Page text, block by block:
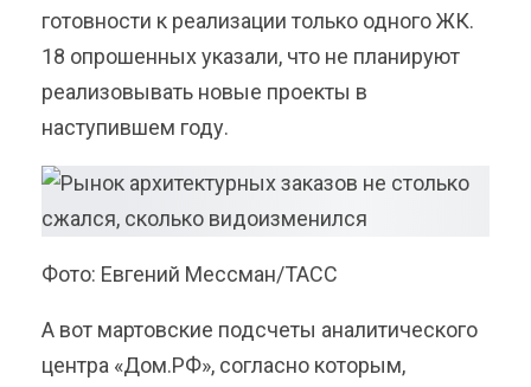
готовности к реализации только одного ЖК.
18 опрошенных указали, что не планируют
реализовывать новые проекты в
наступившем году.
Фото: Евгений Мессман/ТАСС
А вот мартовские подсчеты аналитического
центра «Дом.РФ», согласно которым,